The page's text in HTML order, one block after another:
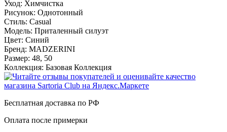
Уход: Химчистка
Рисунок: Однотонный
Стиль: Casual
Модель: Приталенный силуэт
Цвет: Синий
Бренд: MADZERINI
Размер: 48, 50
Коллекция: Базовая Коллекция
Бесплатная доставка по РФ
Оплата после примерки